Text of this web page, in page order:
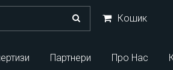
Кошик
Партнери Про Нас